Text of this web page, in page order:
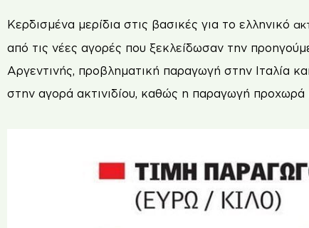
Κερδισµένα µερίδια στις βασικές για το ελληνικό
από τις νέες αγορές που ξεκλείδωσαν την
Αργεντινής, προβληµατική παραγωγή στην Ιταλία
στην αγορά ακτινιδίου, καθώς η παραγωγή